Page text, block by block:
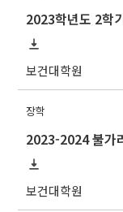
보건대학원
장학
2023-2024 불가
보건대학원